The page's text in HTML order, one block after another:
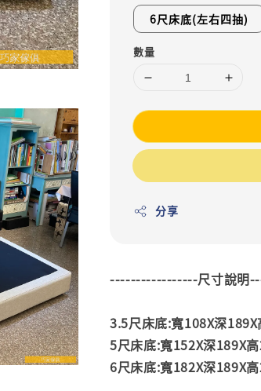
6尺床底(左右四抽)
數量
分享
-----------------尺寸說明
3.5尺床底:寬108X深
5尺床底:寬152X深189X
6尺床底:寬182X深189X